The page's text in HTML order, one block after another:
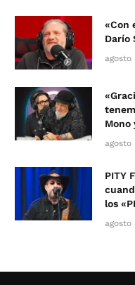
«Con
Darío
agosto
Mono
agosto
PITY
los
agosto